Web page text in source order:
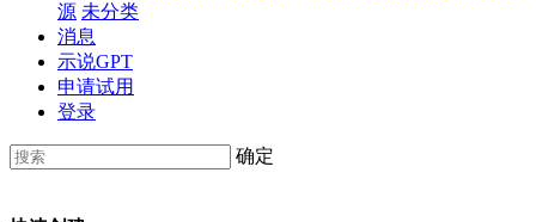
源 未分类
消息
示说GPT
申请试用
登录
确定